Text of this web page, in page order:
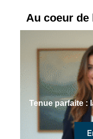
Au coeur de
Tenue parfaite :